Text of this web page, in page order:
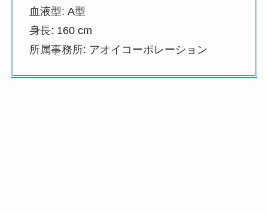
血液型: A型
身長: 160 cm
所属事務所: アオイコーポレーション